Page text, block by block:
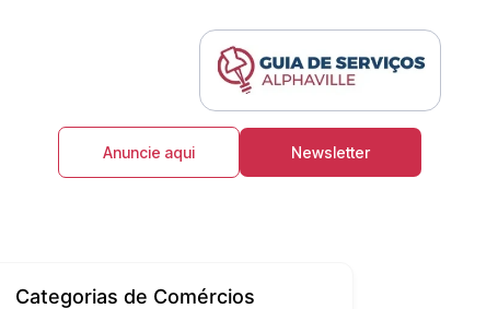
Anuncie aqui Newsletter
Categorias de Comércios